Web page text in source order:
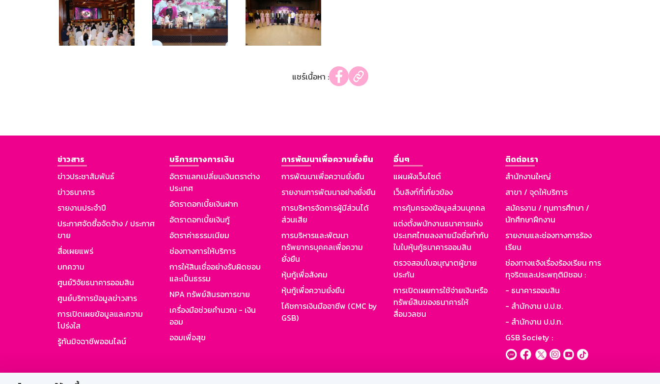
แชร์เนื้อหา :
ข่าวสาร
ข่าวประชาสัมพันธ์
ข่าวธนาคาร
รายงานประจำปี
ประกาศจัดซื้อจัดจ้าง / ประกาศ
ขาย
สื่อเผยแพร่
บทความ
ศูนย์วิจัยธนาคารออมสิน
ศูนย์บริการข้อมูลข่าวสาร
การเปิดเผยข้อมูลและความ
โปร่งใส
รู้ทันมิจฉาชีพออนไลน์
บริการทางการเงิน
อัตราแลกเปลี่ยนเงินตราต่าง
ประเทศ
อัตราดอกเบี้ยเงินฝาก
อัตราดอกเบี้ยเงินกู้
อัตราค่าธรรมเนียม
ช่องทางการให้บริการ
การให้สินเชื่ออย่างรับผิดชอบ
และเป็นธรรม
NPA ทรัพย์สินรอการขาย
เครื่องมือช่วยคำนวณ - เงิน
ออม
ออมเพื่อสุข
การพัฒนาเพื่อความยั่งยืน
การพัฒนาเพื่อความยั่งยืน
รายงานการพัฒนาอย่างยั่งยืน
การบริหารจัดการผู้มีส่วนได้
ส่วนเสีย
การบริหารและพัฒนา
ทรัพยากรบุคคลเพื่อความ
ยั่งยืน
หุ้นกู้เพื่อสังคม
หุ้นกู้เพื่อความยั่งยืน
โค้ชการเงินมืออาชีพ (CMC by
GSB)
อื่นๆ
แผนผังเว็บไซต์
เว็บลิงก์ที่เกี่ยวข้อง
การคุ้มครองข้อมูลส่วนบุคคล
แต่งตั้งพนักงานธนาคารแห่ง
ประเทศไทยลงลายมือชื่อกำกับ
ในใบหุ้นกู้ธนาคารออมสิน
ตรวจสอบใบอนุญาตผู้ขาย
ประกัน
การเปิดเผยการใช้จ่ายเงินหรือ
ทรัพย์สินของธนาคารให้
สื่อมวลชน
ติดต่อเรา
สำนักงานใหญ่
สาขา / จุดให้บริการ
สมัครงาน / ทุนการศึกษา /
นักศึกษาฝึกงาน
รายงานและช่องทางการร้อง
เรียน
ช่องทางแจ้งเรื่องร้องเรียน การ
ทุจริตและประพฤติมิชอบ :
- ธนาคารออมสิน
- สำนักงาน ป.ป.ช.
- สำนักงาน ป.ป.ท.
GSB Society :